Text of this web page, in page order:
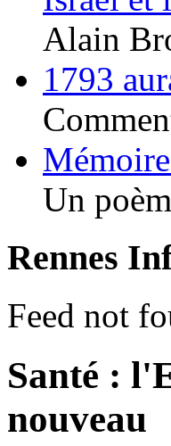
Alain
1793
Un
Rennes
Feed not
Santé :
nouveau